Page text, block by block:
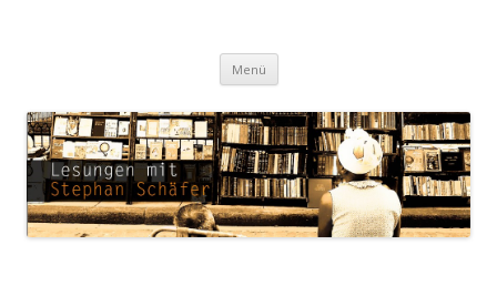
Menü Zum Inhalt springen